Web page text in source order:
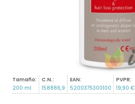
Tamaño:
200 ml.
C.N.:
158886,9
EAN:
5200375300100
PVPR:
19,90 €